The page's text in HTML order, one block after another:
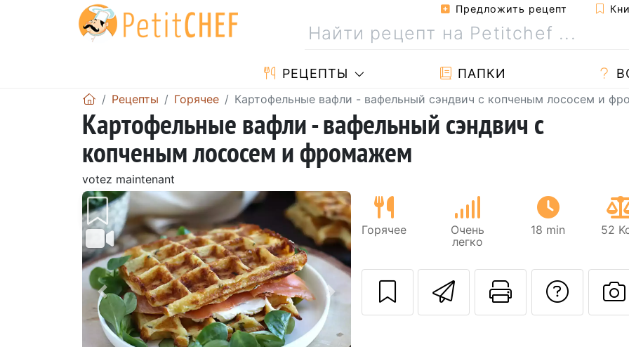
Предложить рецепт
PЕЦЕПТЫ ПАПКИ
Pецепты Горячее Картофельные вафли - вафельный сэндвич с копченым лососем и
Картофельные вафли - вафельный сэндвич с
копченым лососем и фромажем
votez maintenant
Предыдущий Следующий
Горячее
Очень
легко
18 min 52
Отправить